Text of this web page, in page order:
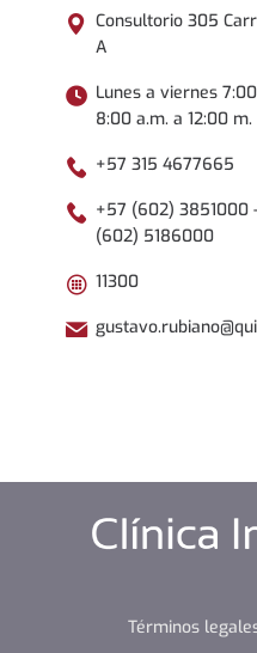
Consultorio 305
A
Lunes a viernes
8:00 a.m. a 12:00 m.
+57 315 4677665
+57 (602) 3851000
(602) 5186000
11300
Términos